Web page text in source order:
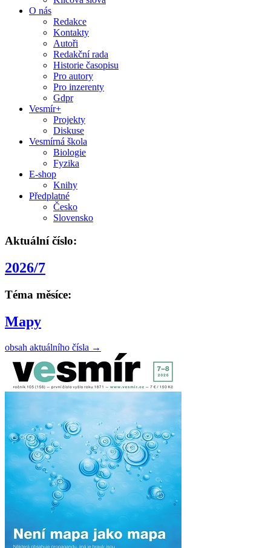
O nás
Redakce
Kontakty
Autoři
Redakční rada
Historie časopisu
Pro autory
Pro inzerenty
Gdpr
Vesmír+
Projekty
Diskuse
Vesmírná škola
Biologie
Fyzika
E-shop
Knihy
Předplatné
Česko
Slovensko
Aktuální číslo:
2026/7
Téma měsíce:
Mapy
obsah aktuálního čísla →